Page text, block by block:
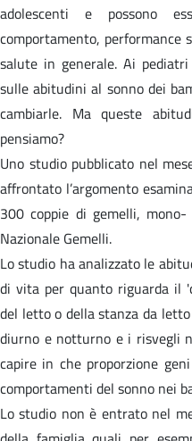
adolescenti e possono
comportamento, performance
salute in generale. Ai
sulle abitudini al sonno dei
cambiarle. Ma queste
pensiamo?
Uno studio pubblicato nel
affrontato l’argomento
300 coppie di gemelli,
Nazionale Gemelli.
Lo studio ha analizzato le
di vita per quanto riguarda il
del letto o della stanza da
diurno e notturno e i risvegli
capire in che proporzione
comportamenti del sonno nei
Lo studio non è entrato nel